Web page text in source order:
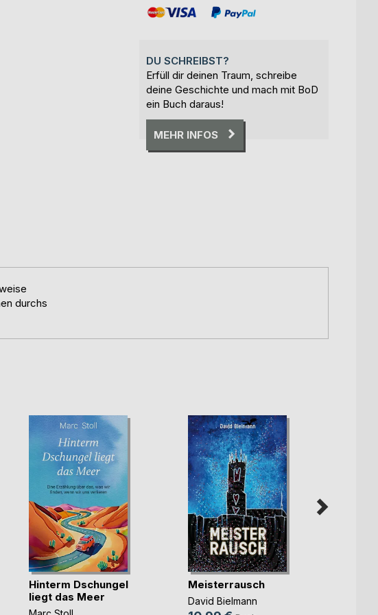
DU SCHREIBST?
Erfüll dir deinen Traum, schreibe
deine Geschichte und mach mit BoD
ein Buch daraus!
MEHR INFOS
durchs
Hinterm Dschungel
liegt das Meer
Meisterrausch
David Bielmann